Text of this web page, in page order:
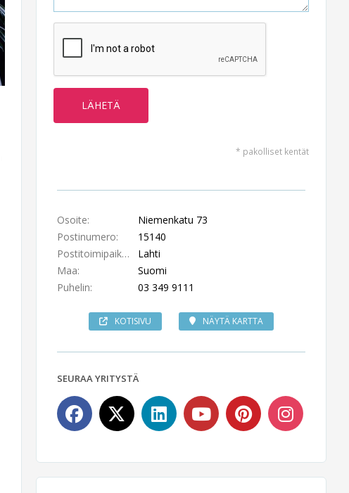
* pakolliset kentät
Osoite:
Niemenkatu 73
Postinumero:
15140
Postitoimipaikka:
Lahti
Maa:
Suomi
Puhelin:
03 349 9111
KOTISIVU NÄYTÄ KARTTA
SEURAA YRITYSTÄ